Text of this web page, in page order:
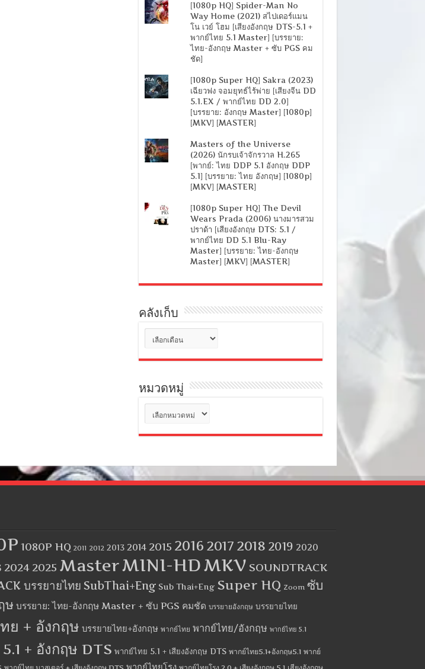
[1080p HQ] Spider-Man No
Way Home (2021) สไปเดอร์แมน
โน เวย์ โฮม [เสียงอังกฤษ DTS-5.1 +
พากย์ไทย 5.1 Master] [บรรยาย:
ไทย-อังกฤษ Master + ซับ PGS คม
ชัด]
[1080p Super HQ] Sakra (2023)
เฉียวฟง จอมยุทธ์ไร้พ่าย [เสียงจีน DD
5.1.EX / พากย์ไทย DD 2.0]
[บรรยาย: อังกฤษ Master] [1080p]
[MKV] [MASTER]
Masters of the Universe
(2026) นักรบเจ้าจักรวาล H.265
[พากย์: ไทย DDP 5.1 อังกฤษ DDP
5.1] [บรรยาย: ไทย อังกฤษ] [1080p]
[MKV] [MASTER]
[1080p Super HQ] The Devil
Wears Prada (2006) นางมารสวม
ปราด้า [เสียงอังกฤษ DTS: 5.1 /
พากย์ไทย DD 5.1 Blu-Ray
Master] [บรรยาย: ไทย-อังกฤษ
Master] [MKV] [MASTER]
คลังเก็บ
เก็บ
หมวดหมู่
หมู่
1080P HQ 2011 2012 2013 2014 2015 2016 2017 2018 2019 2020
2024 2025 MasterMINI-HDMKV SOUNDTRACK
บรรยายไทย SubThai+Eng Sub Thai+Eng Super HQ Zoom ซับ
ษ บรรยาย: ไทย-อังกฤษ Master + ซับ PGS คมชัด บรรยายอังกฤษ บรรยายไทย
ย + อังกฤษ บรรยายไทย+อังกฤษ พากย์ไทย พากย์ไทย/อังกฤษ พากย์ไทย 5.1
+ อังกฤษ DTS พากย์ไทย 5.1 + เสียงอังกฤษ DTS พากย์ไทย5.1+อังกฤษ5.1 พากย์